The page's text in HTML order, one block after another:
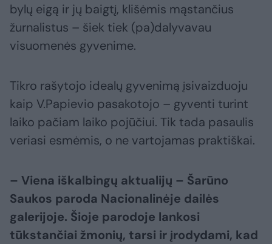
bylų eigą ir jų baigtį, klišėmis mąstančius
žurnalistus – šiek tiek (pa)dalyvavau
visuomenės gyvenime.
Tikro rašytojo idealų gyvenimą įsivaizduoju
kaip V.Papievio pasakotojo – gyventi turint
laiko pačiam laiko pojūčiui. Tik tada pasaulis
veriasi esmėmis, o ne vartojamas praktiškai.
– Viena iškalbingų aktualijų – Šarūno
Saukos paroda Nacionalinėje dailės
galerijoje. Šioje parodoje lankosi
tūkstančiai žmonių, tarsi ir įrodydami, kad